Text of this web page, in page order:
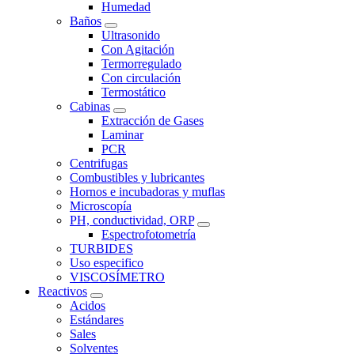
Humedad
Baños
Ultrasonido
Con Agitación
Termorregulado
Con circulación
Termostático
Cabinas
Extracción de Gases
Laminar
PCR
Centrifugas
Combustibles y lubricantes
Hornos e incubadoras y muflas
Microscopía
PH, conductividad, ORP
Espectrofotometría
TURBIDES
Uso especifico
VISCOSÍMETRO
Reactivos
Acidos
Estándares
Sales
Solventes